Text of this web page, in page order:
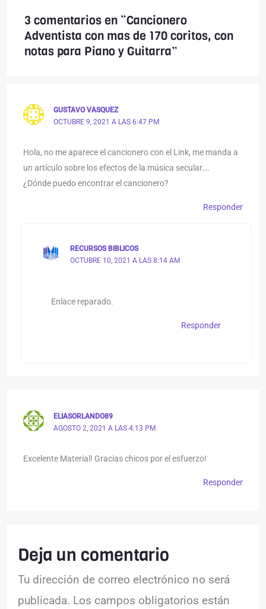
3 comentarios en “Cancionero
Adventista con mas de 170 coritos, con
notas para Piano y Guitarra”
GUSTAVO VASQUEZ
OCTUBRE 9, 2021 A LAS 6:47 PM
Hola, no me aparece el cancionero con el Link, me manda a
un artículo sobre los efectos de la música secular….
¿Dónde puedo encontrar el cancionero?
Responder
RECURSOS BIBLICOS
OCTUBRE 10, 2021 A LAS 8:14 AM
Enlace reparado.
Responder
ELIASORLANDO89
AGOSTO 2, 2021 A LAS 4:13 PM
Excelente Material! Gracias chicos por el esfuerzo!
Responder
Deja un comentario
Tu dirección de correo electrónico no será
publicada. Los campos obligatorios están